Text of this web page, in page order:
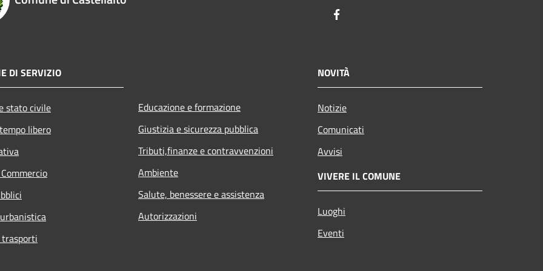
DI SERVIZIO
stato civile
libero
Educazione e formazione
Giustizia e sicurezza pubblica
Tributi,finanze e contravvenzioni
Ambiente
Salute, benessere e assistenza
Autorizzazioni
NOVITÀ
Notizie
Comunicati
Avvisi
VIVERE IL COMUNE
Luoghi
Eventi